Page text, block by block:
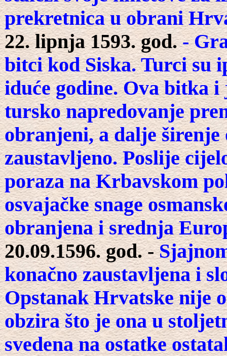
prekretnica u obrani
22. lipnja 1593. god.-
bitci kod Siska. Turci su
iduće godine. Ova bitka
tursko napredovanje
obranjeni, a dalje
zaustavljeno. Poslije
poraza na Krbavskom
osvajačke snage
obranjena i srednja
20.09.1596. god. -
konačno zaustavljena i
Opstanak Hrvatske nije
obzira što je ona u
svedena na ostatke